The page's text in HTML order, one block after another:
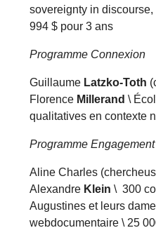
sovereignty in
994 $ pour 3 ans
Programme Connexion
Guillaume Latzko-Toth
Florence Millerand \
qualitatives en contexte
Programme
Aline Charles
Alexandre Klein\ 300
Augustines et leurs
webdocumentaire \ 25